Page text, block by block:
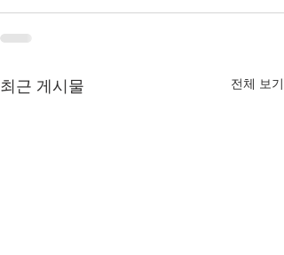
최근 게시물 전체 보기